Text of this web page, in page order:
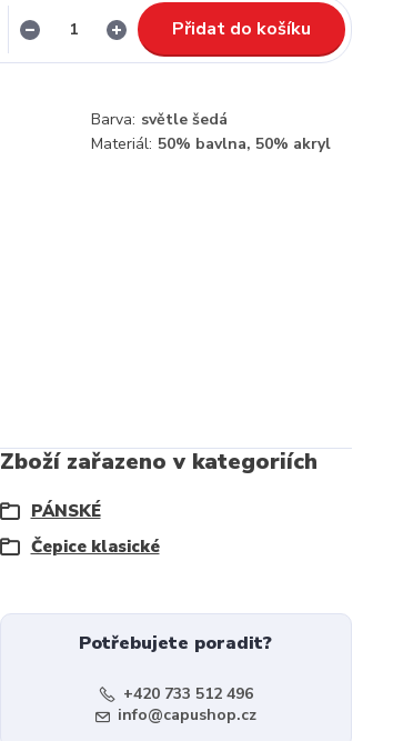
Přidat do košíku
Barva: světle šedá
Materiál: 50% bavlna, 50% akryl
Zboží zařazeno v kategoriích
PÁNSKÉ
Čepice klasické
Potřebujete poradit?
+420 733 512 496
info@capushop.cz